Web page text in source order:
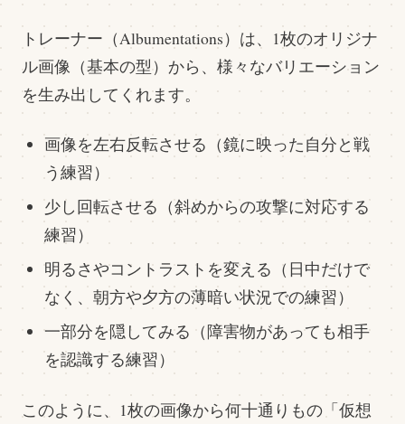
トレーナー（Albumentations）は、1枚のオリジナ
ル画像（基本の型）から、様々なバリエーション
を生み出してくれます。
画像を左右反転させる（鏡に映った自分と戦
う練習）
少し回転させる（斜めからの攻撃に対応する
練習）
明るさやコントラストを変える（日中だけで
なく、朝方や夕方の薄暗い状況での練習）
一部分を隠してみる（障害物があっても相手
を認識する練習）
このように、1枚の画像から何十通りもの「仮想